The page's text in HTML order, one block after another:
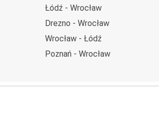
Łódź - Wrocław
Drezno - Wrocław
Wrocław - Łódź
Poznań - Wrocław